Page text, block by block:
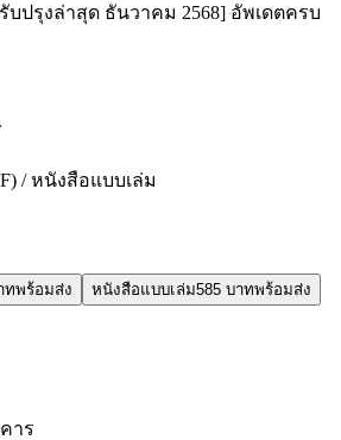
ปรุงล่าสุด ธันวาคม 2568] อัพเดตครบ
/ หนังสือแบบเล่ม
ทพร้อมส่ง หนังสือแบบเล่ม585 บาทพร้อมส่ง
าร